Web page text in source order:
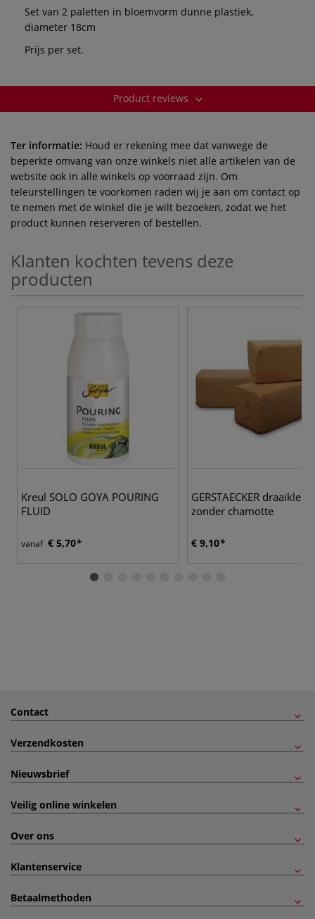
Set van 2 paletten in bloemvorm dunne plastiek,
diameter 18cm
Prijs per set.
Product reviews
Ter informatie: Houd er rekening mee dat vanwege de
beperkte omvang van onze winkels niet alle artikelen van de
website ook in alle winkels op voorraad zijn. Om
teleurstellingen te voorkomen raden wij je aan om contact op
te nemen met de winkel die je wilt bezoeken, zodat we het
product kunnen reserveren of bestellen.
Klanten kochten tevens deze
producten
Kreul SOLO GOYA POURING
FLUID
vanaf € 5,70
GERSTAECKER draaiklei
zonder chamotte
€ 9,10
Contact
Verzendkosten
Nieuwsbrief
Veilig online winkelen
Over ons
Klantenservice
Betaalmethoden